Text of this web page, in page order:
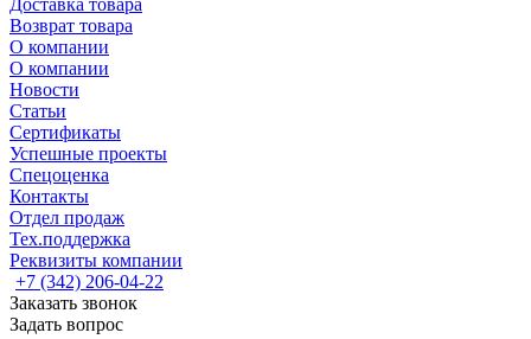
Доставка товара
Возврат товара
О компании
О компании
Новости
Статьи
Сертификаты
Успешные проекты
Спецоценка
Контакты
Отдел продаж
Тех.поддержка
Реквизиты компании
+7 (342) 206-04-22
Заказать звонок
Задать вопрос